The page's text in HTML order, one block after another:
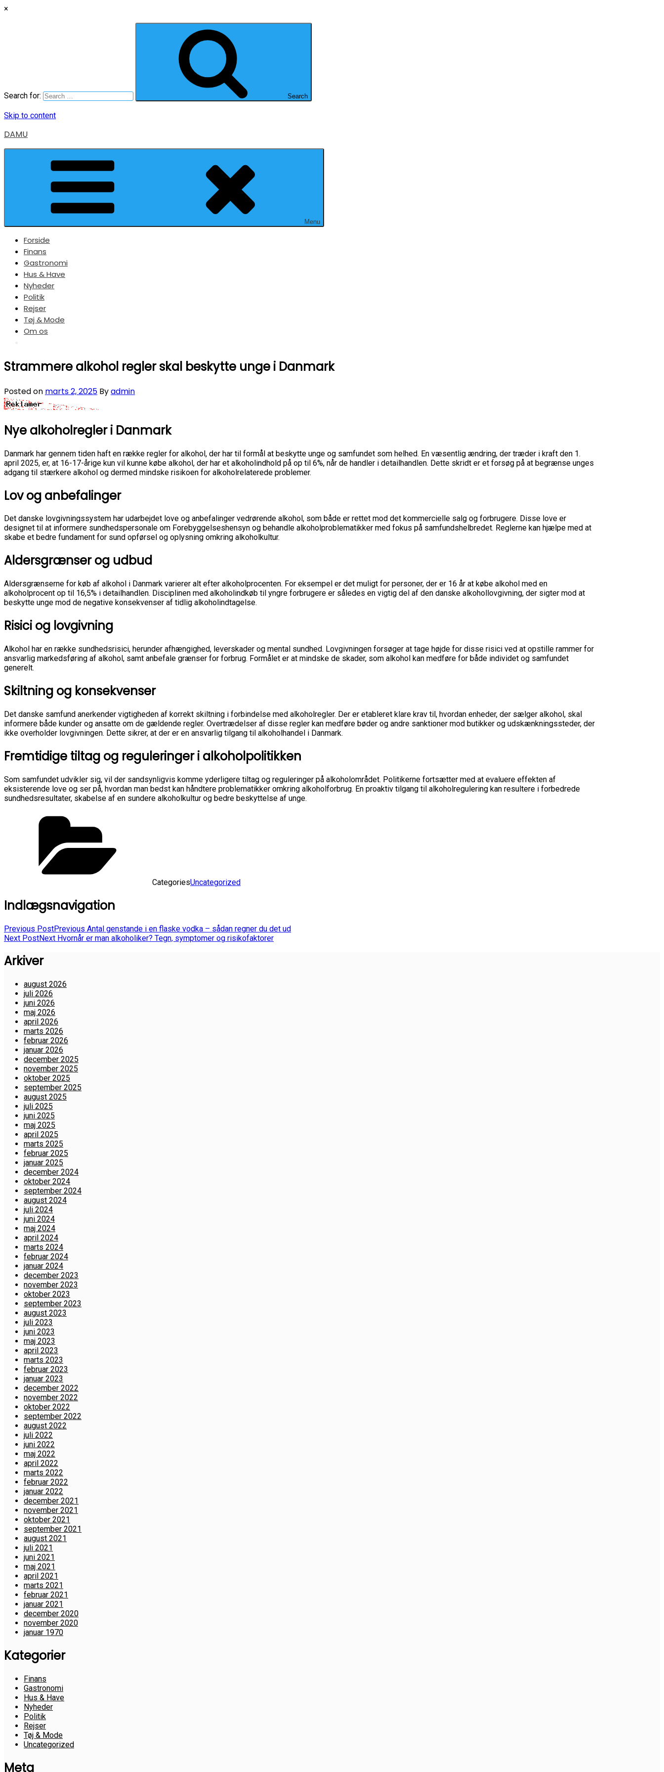
×
Search for: Search
Skip to content
DAMU
Menu
Forside
Finans
Gastronomi
Hus & Have
Nyheder
Politik
Rejser
Tøj & Mode
Om os
Strammere alkohol regler skal beskytte unge i Danmark
Posted on marts 2, 2025 Byadmin
Nye alkoholregler i Danmark
Danmark har gennem tiden haft en række regler for alkohol, der har til formål at beskytte unge og samfundet som helhed. En væsentlig ændring, der træder i kraft den 1.
april 2025, er, at 16-17-årige kun vil kunne købe alkohol, der har et alkoholindhold på op til 6%, når de handler i detailhandlen. Dette skridt er et forsøg på at begrænse unges
adgang til stærkere alkohol og dermed mindske risikoen for alkoholrelaterede problemer.
Lov og anbefalinger
Det danske lovgivningssystem har udarbejdet love og anbefalinger vedrørende alkohol, som både er rettet mod det kommercielle salg og forbrugere. Disse love er
designet til at informere sundhedspersonale om Forebyggelseshensyn og behandle alkoholproblematikker med fokus på samfundshelbredet. Reglerne kan hjælpe med at
skabe et bedre fundament for sund opførsel og oplysning omkring alkoholkultur.
Aldersgrænser og udbud
Aldersgrænserne for køb af alkohol i Danmark varierer alt efter alkoholprocenten. For eksempel er det muligt for personer, der er 16 år at købe alkohol med en
alkoholprocent op til 16,5% i detailhandlen. Disciplinen med alkoholindkøb til yngre forbrugere er således en vigtig del af den danske alkohollovgivning, der sigter mod at
beskytte unge mod de negative konsekvenser af tidlig alkoholindtagelse.
Risici og lovgivning
Alkohol har en række sundhedsrisici, herunder afhængighed, leverskader og mental sundhed. Lovgivningen forsøger at tage højde for disse risici ved at opstille rammer for
ansvarlig markedsføring af alkohol, samt anbefale grænser for forbrug. Formålet er at mindske de skader, som alkohol kan medføre for både individet og samfundet
generelt.
Skiltning og konsekvenser
Det danske samfund anerkender vigtigheden af korrekt skiltning i forbindelse med alkoholregler. Der er etableret klare krav til, hvordan enheder, der sælger alkohol, skal
informere både kunder og ansatte om de gældende regler. Overtrædelser af disse regler kan medføre bøder og andre sanktioner mod butikker og udskænkningssteder, der
ikke overholder lovgivningen. Dette sikrer, at der er en ansvarlig tilgang til alkoholhandel i Danmark.
Fremtidige tiltag og reguleringer i alkoholpolitikken
Som samfundet udvikler sig, vil der sandsynligvis komme yderligere tiltag og reguleringer på alkoholområdet. Politikerne fortsætter med at evaluere effekten af
eksisterende love og ser på, hvordan man bedst kan håndtere problematikker omkring alkoholforbrug. En proaktiv tilgang til alkoholregulering kan resultere i forbedrede
sundhedsresultater, skabelse af en sundere alkoholkultur og bedre beskyttelse af unge.
CategoriesUncategorized
Indlægsnavigation
Previous PostPrevious Antal genstande i en flaske vodka – sådan regner du det ud
Next PostNext Hvornår er man alkoholiker? Tegn, symptomer og risikofaktorer
Arkiver
august 2026
juli 2026
juni 2026
maj 2026
april 2026
marts 2026
februar 2026
januar 2026
december 2025
november 2025
oktober 2025
september 2025
august 2025
juli 2025
juni 2025
maj 2025
april 2025
marts 2025
februar 2025
januar 2025
december 2024
oktober 2024
september 2024
august 2024
juli 2024
juni 2024
maj 2024
april 2024
marts 2024
februar 2024
januar 2024
december 2023
november 2023
oktober 2023
september 2023
august 2023
juli 2023
juni 2023
maj 2023
april 2023
marts 2023
februar 2023
januar 2023
december 2022
november 2022
oktober 2022
september 2022
august 2022
juli 2022
juni 2022
maj 2022
april 2022
marts 2022
februar 2022
januar 2022
december 2021
november 2021
oktober 2021
september 2021
august 2021
juli 2021
juni 2021
maj 2021
april 2021
marts 2021
februar 2021
januar 2021
december 2020
november 2020
januar 1970
Kategorier
Finans
Gastronomi
Hus & Have
Nyheder
Politik
Rejser
Tøj & Mode
Uncategorized
Meta